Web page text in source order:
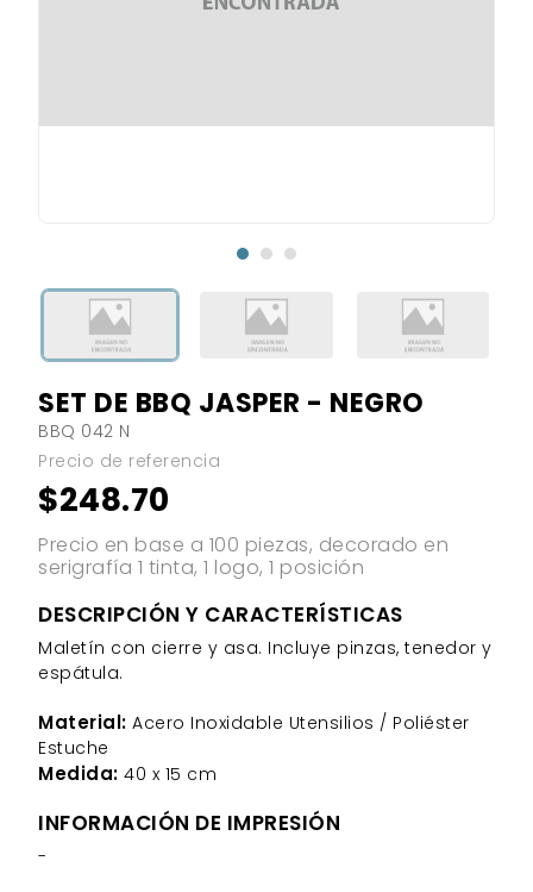
SET DE BBQ JASPER - NEGRO
BBQ 042 N
Precio de referencia
$248.70
Precio en base a 100 piezas, decorado en
serigrafía 1 tinta, 1 logo, 1 posición
DESCRIPCIÓN Y CARACTERÍSTICAS
Maletín con cierre y asa. Incluye pinzas, tenedor y
espátula.
Material: Acero Inoxidable Utensilios / Poliéster
Estuche
Medida: 40 x 15 cm
INFORMACIÓN DE IMPRESIÓN
-